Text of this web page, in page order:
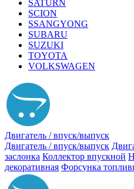
SATURN
SCION
SSANGYONG
SUBARU
SUZUKI
TOYOTA
VOLKSWAGEN
Двигатель / впуск/выпуск
Двигатель / впуск/выпуск
заслонка Коллектор впускной
декоративная Форсунка